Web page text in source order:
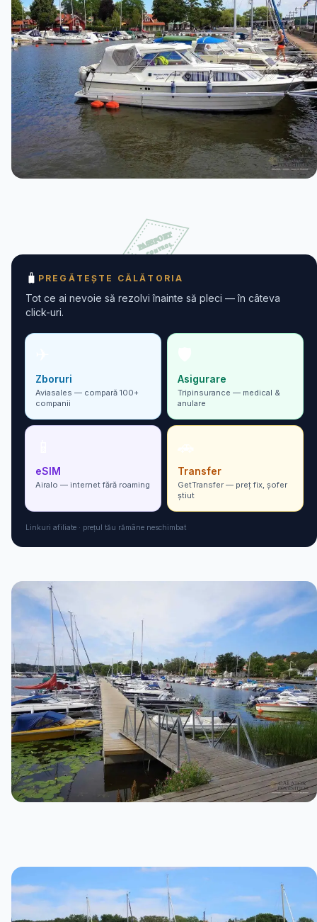
🧳 PREGĂTEȘTE CĂLĂTORIA
Tot ce ai nevoie să rezolvi înainte să pleci — în câteva
click-uri.
Zboruri
Aviasales — compară 100+
companii
Asigurare
Tripinsurance — medical &
anulare
eSIM
Airalo — internet fără roaming
Transfer
GetTransfer — preț fix, șofer
ști­ut
Linkuri afiliate · prețul tău rămâne neschimbat